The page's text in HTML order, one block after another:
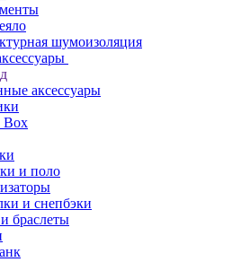
шумоизоляция
аксессуары
Box
и поло
и снепбэки
браслеты